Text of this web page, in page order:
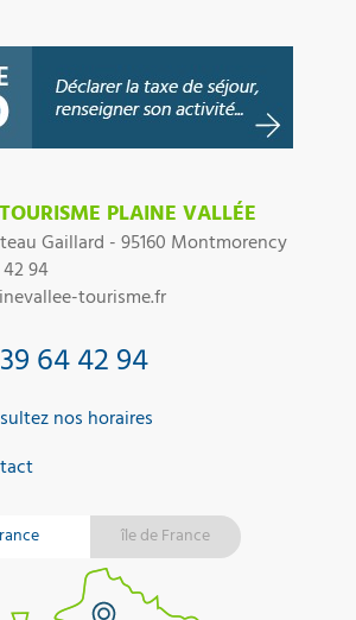
PLAINE VALLÉE
Gaillard - 95160 Montmorency
94
tourisme.fr
64 42 94
nos horaires
île de France